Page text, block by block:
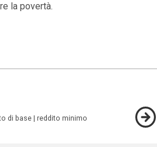
la povertà.
di base reddito minimo